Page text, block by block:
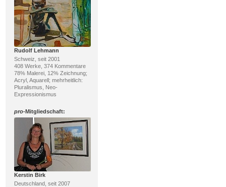
Rudolf Lehmann
Schweiz, seit 2001
408 Werke, 374 Kommentare
78% Malerei, 12% Zeichnung;
Acryl, Aquarell; mehrheitlich:
Pluralismus, Neo-
Expressionismus
pro-Mitgliedschaft:
Kerstin Birk
Deutschland, seit 2007